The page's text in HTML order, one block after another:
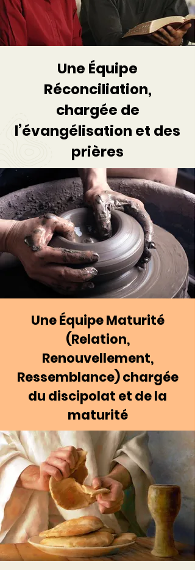
Une Équipe
Réconciliation,
chargée de
l’évangélisation et des
prières
Une Équipe Maturité
(Relation,
Renouvellement,
Ressemblance) chargée
du discipolat et de la
maturité